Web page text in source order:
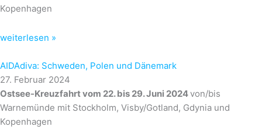
Kopenhagen
weiterlesen »
AIDAdiva: Schweden, Polen und Dänemark
27. Februar 2024
Ostsee-Kreuzfahrt vom 22. bis 29. Juni 2024von/bis
Warnemünde mit Stockholm, Visby/Gotland, Gdynia und
Kopenhagen